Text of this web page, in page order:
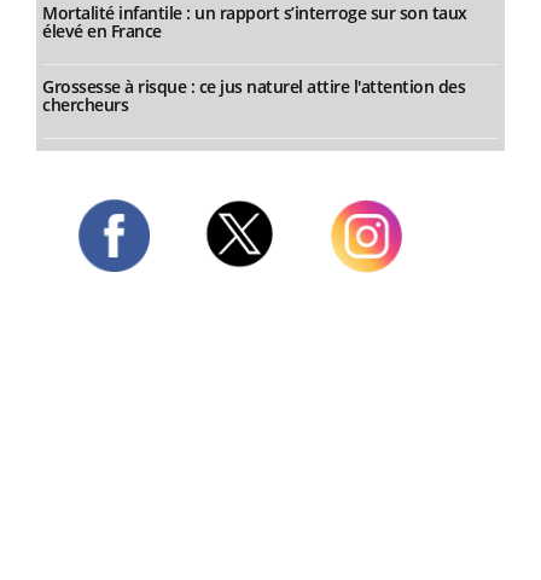
Mortalité infantile : un rapport s’interroge sur son taux
élevé en France
Grossesse à risque : ce jus naturel attire l'attention des
chercheurs